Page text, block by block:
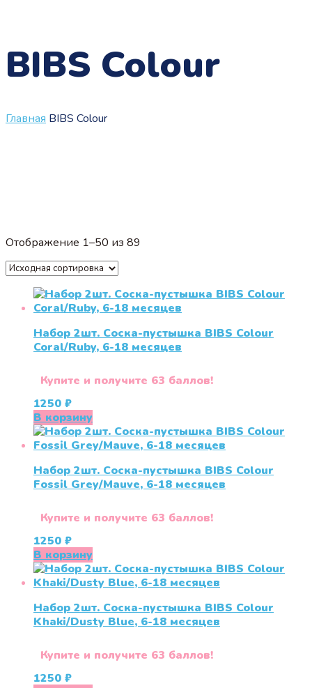
BIBS Colour
Главная BIBS Colour
Отображение 1–50 из 89
Набор 2шт. Соска-пустышка BIBS Colour
Coral/Ruby, 6-18 месяцев
Купите и получите 63 баллов!
1250 ₽
В корзину
Набор 2шт. Соска-пустышка BIBS Colour
Fossil Grey/Mauve, 6-18 месяцев
Купите и получите 63 баллов!
1250 ₽
В корзину
Набор 2шт. Соска-пустышка BIBS Colour
Khaki/Dusty Blue, 6-18 месяцев
Купите и получите 63 баллов!
1250 ₽